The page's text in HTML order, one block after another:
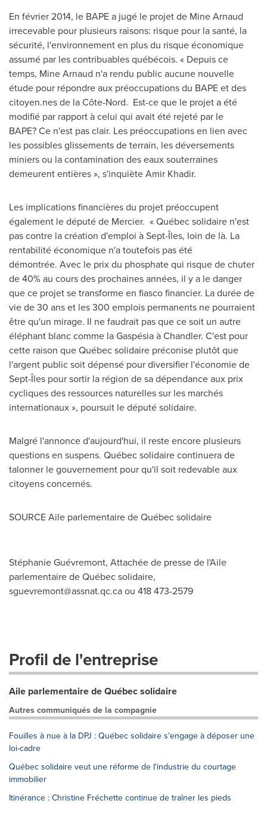
En février 2014, le BAPE a jugé le projet de Mine Arnaud
irrecevable pour plusieurs raisons: risque pour la santé, la
sécurité, l'environnement en plus du risque économique
assumé par les contribuables québécois. « Depuis ce
temps, Mine Arnaud n'a rendu public aucune nouvelle
étude pour répondre aux préoccupations du BAPE et des
citoyen.nes de la Côte-Nord. Est-ce que le projet a été
modifié par rapport à celui qui avait été rejeté par le
BAPE? Ce n'est pas clair. Les préoccupations en lien avec
les possibles glissements de terrain, les déversements
miniers ou la contamination des eaux souterraines
demeurent entières », s'inquièteAmir Khadir.
Les implications financières du projet préoccupent
également le député de Mercier. « Québec solidaire n'est
pas contre la création d'emploi à Sept-Îles, loin de là. La
rentabilité économique n'a toutefois pas été
démontrée. Avec le prix du phosphate qui risque de chuter
de 40% au cours des prochaines années, il y a le danger
que ce projet se transforme en fiasco financier. La durée de
vie de 30 ans et les 300 emplois permanents ne pourraient
être qu'un mirage. Il ne faudrait pas que ce soit un autre
éléphant blanc comme la Gaspésia à Chandler. C'est pour
cette raison que Québec solidaire préconise plutôt que
l'argent public soit dépensé pour diversifier l'économie de
Sept-Îles pour sortir la région de sa dépendance aux prix
cycliques des ressources naturelles sur les marchés
internationaux », poursuit le député solidaire.
Malgré l'annonce d'aujourd'hui, il reste encore plusieurs
questions en suspens. Québec solidaire continuera de
talonner le gouvernement pour qu'il soit redevable aux
citoyens concernés.
SOURCE Aile parlementaire de Québec solidaire
Stéphanie Guévremont, Attachée de presse de l'Aile
parlementaire de Québec solidaire,
sguevremont@assnat.qc.caou 418 473-2579
Profil de l'entreprise
Aile parlementaire de Québec solidaire
Autres communiqués de la compagnie
Fouilles à nue à la DPJ : Québec solidaire s'engage à déposer une
loi-cadre
Québec solidaire veut une réforme de l'industrie du courtage
immobilier
Itinérance : Christine Fréchette continue de traîner les pieds